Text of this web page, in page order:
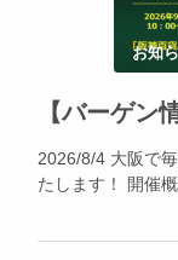
お知
2026/8/4 大阪で
たします！ 開催